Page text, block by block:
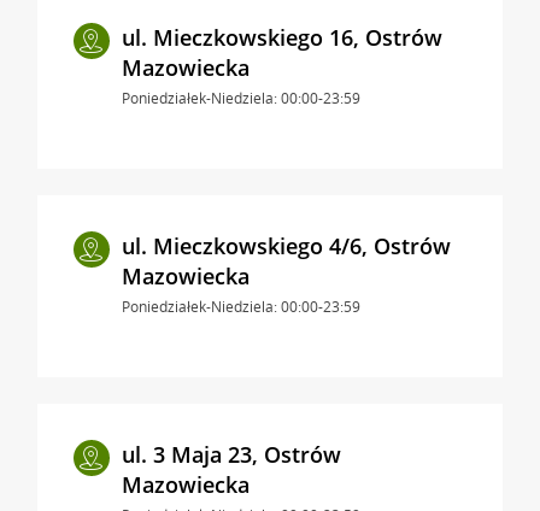
ul. Mieczkowskiego 16, Ostrów
Mazowiecka
Poniedziałek-Niedziela: 00:00-23:59
ul. Mieczkowskiego 4/6, Ostrów
Mazowiecka
Poniedziałek-Niedziela: 00:00-23:59
ul. 3 Maja 23, Ostrów
Mazowiecka